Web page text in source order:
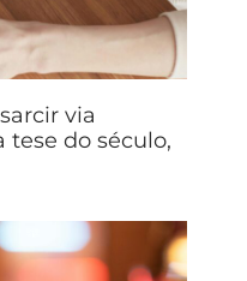
via
tese do século,